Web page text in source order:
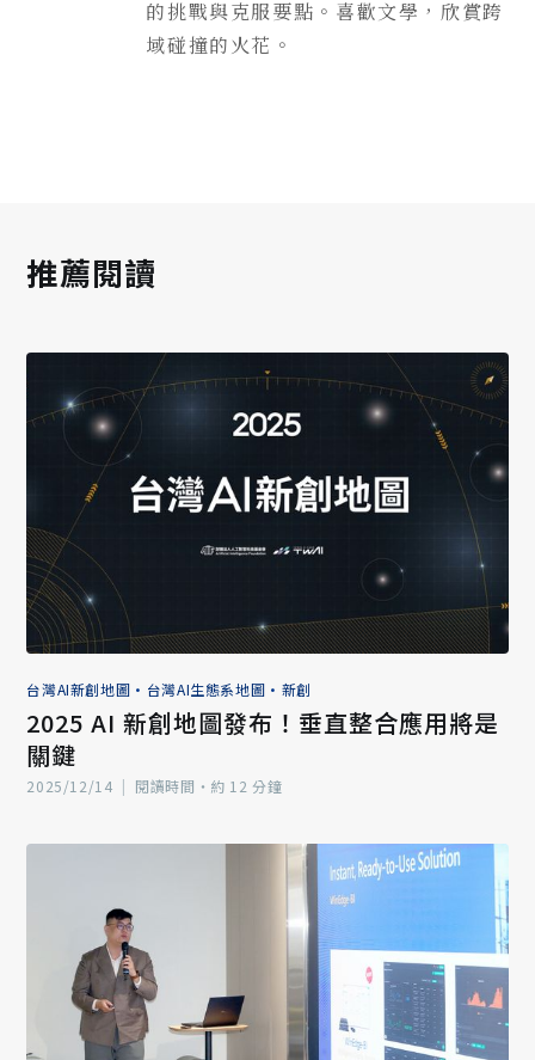
的挑戰與克服要點。喜歡文學，欣賞跨
域碰撞的火花。
推薦閱讀
台灣AI新創地圖 • 台灣AI生態系地圖 • 新創
2025 AI 新創地圖發布！垂直整合應用將是
關鍵
2025/12/14 | 閱讀時間‧約 12 分鐘